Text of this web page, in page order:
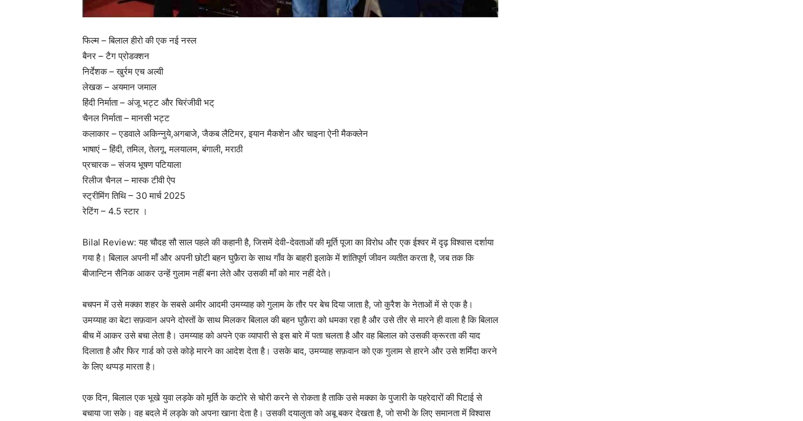
फिल्म – बिलाल हीरो की एक नई नस्ल
बैनर – टैग प्रोडक्शन
निर्देशक – खुर्रम एच अल्वी
लेखक – अयमान जमाल
हिंदी निर्माता – अंजू भट्ट और चिरंजीवी भट्
चैनल निर्माता – मानसी भट्ट
कलाकार – एडवाले अकिन्नुये,अगबाजे, जैकब लैटिमर, इयान मैकशेन और चाइना ऐनी मैकक्लेन
भाषाएं – हिंदी, तमिल, तेलगू, मलयालम, बंगाली, मराठी
प्रचारक – संजय भूषण पटियाला
रिलीज चैनल – मास्क टीवी ऐप
स्ट्रीमिंग तिथि – 30 मार्च 2025
रेटिंग – 4.5 स्टार ।
Bilal Review: यह चौदह सौ साल पहले की कहानी है, जिसमें देवी-देवताओं की मूर्ति पूजा का विरोध और एक ईश्वर में दृढ़ विश्वास दर्शाया
गया है। बिलाल अपनी माँ और अपनी छोटी बहन घुफ़ैरा के साथ गाँव के बाहरी इलाके में शांतिपूर्ण जीवन व्यतीत करता है, जब तक कि
बीजान्टिन सैनिक आकर उन्हें गुलाम नहीं बना लेते और उसकी माँ को मार नहीं देते।
बचपन में उसे मक्का शहर के सबसे अमीर आदमी उमय्याह को गुलाम के तौर पर बेच दिया जाता है, जो कुरैश के नेताओं में से एक है।
उमय्याह का बेटा सफ़वान अपने दोस्तों के साथ मिलकर बिलाल की बहन घुफ़ैरा को धमका रहा है और उसे तीर से मारने ही वाला है कि बिलाल
बीच में आकर उसे बचा लेता है। उमय्याह को अपने एक व्यापारी से इस बारे में पता चलता है और वह बिलाल को उसकी क्रूरता की याद
दिलाता है और फिर गार्ड को उसे कोड़े मारने का आदेश देता है। उसके बाद, उमय्याह सफ़वान को एक गुलाम से हारने और उसे शर्मिंदा करने
के लिए थप्पड़ मारता है।
एक दिन, बिलाल एक भूखे युवा लड़के को मूर्ति के कटोरे से चोरी करने से रोकता है ताकि उसे मक्का के पुजारी के पहरेदारों की पिटाई से
बचाया जा सके। वह बदले में लड़के को अपना खाना देता है। उसकी दयालुता को अबू बकर देखता है, जो सभी के लिए समानता में विश्वास